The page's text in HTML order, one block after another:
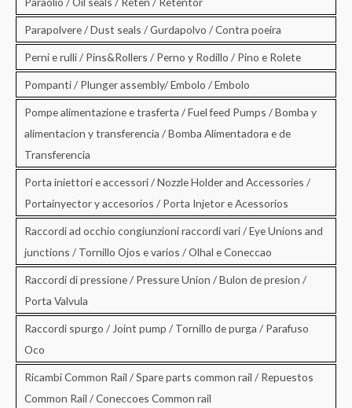
Parapolvere / Dust seals / Gurdapolvo / Contra poeira
Perni e rulli / Pins&Rollers / Perno y Rodillo / Pino e Rolete
Pompanti / Plunger assembly/ Embolo / Embolo
Pompe alimentazione e trasferta / Fuel feed Pumps / Bomba y
alimentacion y transferencia / Bomba Alimentadora e de
Transferencia
Porta iniettori e accessori / Nozzle Holder and Accessories /
Portainyector y accesorios / Porta Injetor e Acessorios
Raccordi ad occhio congiunzioni raccordi vari / Eye Unions and
junctions / Tornillo Ojos e varios / Olhal e Coneccao
Raccordi di pressione / Pressure Union / Bulon de presion /
Porta Valvula
Raccordi spurgo / Joint pump / Tornillo de purga / Parafuso
Oco
Ricambi Common Rail / Spare parts common rail / Repuestos
Common Rail / Coneccoes Common rail